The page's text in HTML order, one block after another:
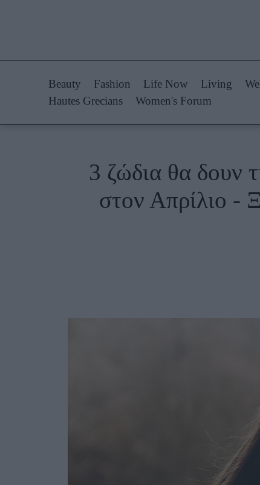
Styling
Fashion
Woman Power
Ask the
Beauty Fashion Life Now Living
Hautes Grecians
Women's Forum
3 ζώδια θα δουν
στον Απρίλιο -